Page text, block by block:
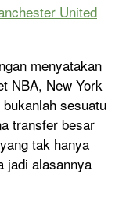
United
menyatakan
NBA, New York
sesuatu
transfer besar
tak hanya
jadi alasannya